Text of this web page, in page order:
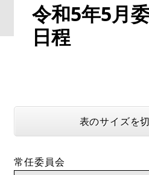
令和5年5月
日程
表のサイズを
常任委員会